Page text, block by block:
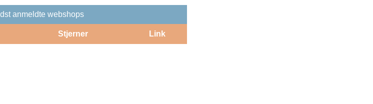
anmeldte webshops
Stjerner Link